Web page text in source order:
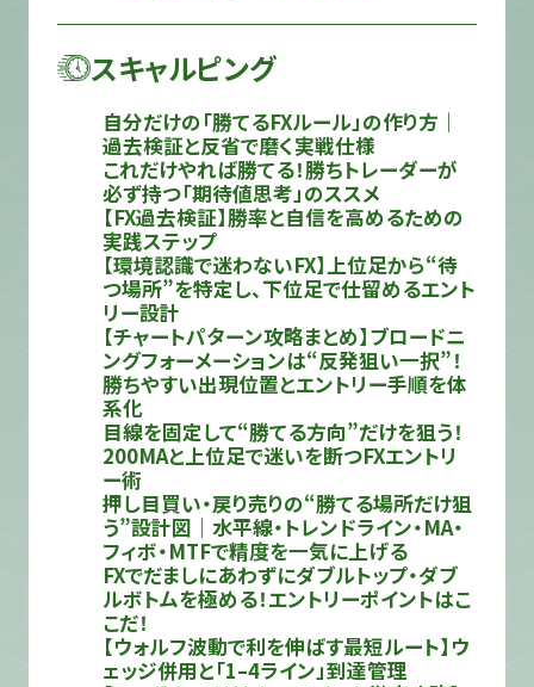
スキャルピング
自分だけの「勝てるFXルール」の作り方｜
過去検証と反省で磨く実戦仕様
これだけやれば勝てる！勝ちトレーダーが
必ず持つ「期待値思考」のススメ
【FX過去検証】勝率と自信を高めるための
実践ステップ
【環境認識で迷わないFX】上位足から“待
つ場所”を特定し、下位足で仕留めるエント
リー設計
【チャートパターン攻略まとめ】ブロードニ
ングフォーメーションは“反発狙い一択”！
勝ちやすい出現位置とエントリー手順を体
系化
目線を固定して“勝てる方向”だけを狙う！
200MAと上位足で迷いを断つFXエントリ
ー術
押し目買い・戻り売りの“勝てる場所だけ狙
う”設計図｜水平線・トレンドライン・MA・
フィボ・MTFで精度を一気に上げる
FXでだましにあわずにダブルトップ・ダブ
ルボトムを極める！エントリーポイントはこ
こだ！
【ウォルフ波動で利を伸ばす最短ルート】ウ
ェッジ併用と「1–4ライン」到達管理